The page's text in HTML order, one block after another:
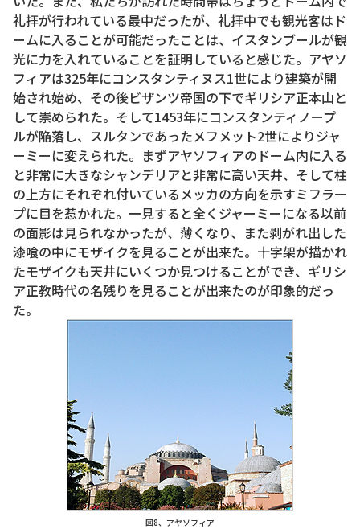
礼拝が行われている最中だったが、礼拝中でも観光客はド
ームに入ることが可能だったことは、イスタンブールが観
光に力を入れていることを証明していると感じた。アヤソ
フィアは325年にコンスタンティヌス1世により建築が開
始され始め、その後ビザンツ帝国の下でギリシア正本山と
して崇められた。そして1453年にコンスタンティノープ
ルが陥落し、スルタンであったメフメット2世によりジャ
ーミーに変えられた。まずアヤソフィアのドーム内に入る
と非常に大きなシャンデリアと非常に高い天井、そして柱
の上方にそれぞれ付いているメッカの方向を示すミフラー
プに目を惹かれた。一見すると全くジャーミーになる以前
の面影は見られなかったが、薄くなり、また剥がれ出した
漆喰の中にモザイクを見ることが出来た。十字架が描かれ
たモザイクも天井にいくつか見つけることができ、ギリシ
ア正教時代の名残りを見ることが出来たのが印象的だっ
た。
図8、アヤソフィア